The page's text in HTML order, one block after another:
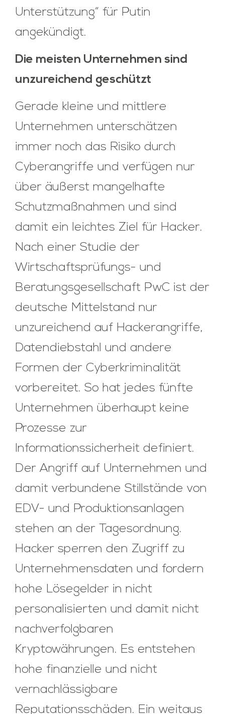
Unterstützung“ für Putin
angekündigt.
Die meisten Unternehmen sind
unzureichend geschützt
Gerade kleine und mittlere
Unternehmen unterschätzen
immer noch das Risiko durch
Cyberangriffe und verfügen nur
über äußerst mangelhafte
Schutzmaßnahmen und sind
damit ein leichtes Ziel für Hacker.
Nach einer Studie der
Wirtschaftsprüfungs- und
Beratungsgesellschaft PwC ist der
deutsche Mittelstand nur
unzureichend auf Hackerangriffe,
Datendiebstahl und andere
Formen der Cyberkriminalität
vorbereitet. So hat jedes fünfte
Unternehmen überhaupt keine
Prozesse zur
Informationssicherheit definiert.
Der Angriff auf Unternehmen und
damit verbundene Stillstände von
EDV- und Produktionsanlagen
stehen an der Tagesordnung.
Hacker sperren den Zugriff zu
Unternehmensdaten und fordern
hohe Lösegelder in nicht
personalisierten und damit nicht
nachverfolgbaren
Kryptowährungen. Es entstehen
hohe finanzielle und nicht
vernachlässigbare
Reputationsschäden. Ein weitaus